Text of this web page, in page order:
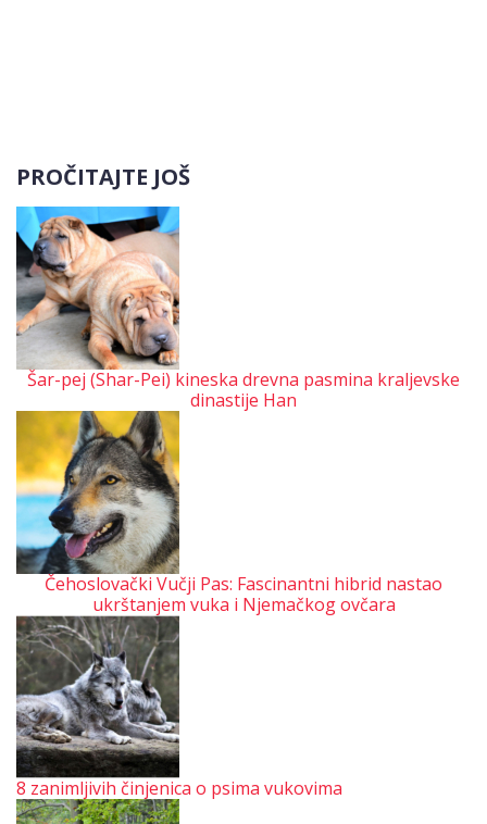
PROČITAJTE JOŠ
Šar-pej (Shar-Pei) kineska drevna pasmina kraljevske
dinastije Han
Čehoslovački Vučji Pas: Fascinantni hibrid nastao
ukrštanjem vuka i Njemačkog ovčara
8 zanimljivih činjenica o psima vukovima